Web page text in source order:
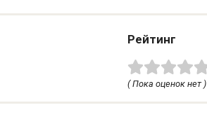
Рейтинг
( Пока оценок нет )